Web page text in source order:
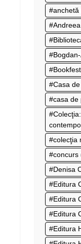
anchetă
Bookfest
Casa
casa de
colecţia
concurs
Denisa
Editura
Editura
Editura
Editura